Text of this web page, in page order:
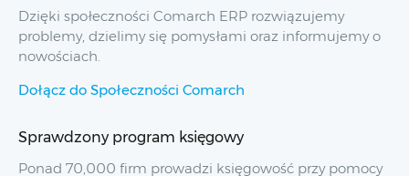
Dzięki społeczności Comarch ERP rozwiązujemy
problemy, dzielimy się pomysłami oraz informujemy o
nowościach.
Dołącz do Społeczności Comarch
Sprawdzony program księgowy
Ponad 70,000 firm prowadzi księgowość przy pomocy